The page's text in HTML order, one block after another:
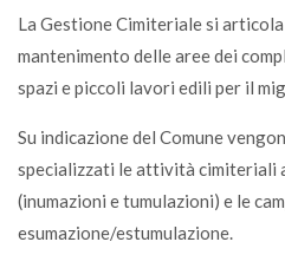
La Gestione Cimiteriale si
mantenimento delle aree dei
spazi e piccoli lavori edili per il
Su indicazione del Comune
specializzati le attività cimiteriali
(inumazioni e tumulazioni) e le
esumazione/estumulazione.